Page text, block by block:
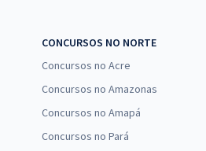
CONCURSOS NO NORTE
Concursos no Acre
Concursos no Amazonas
Concursos no Amapá
Concursos no Pará